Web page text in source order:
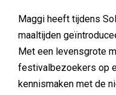
Maggi heeft tijdens
maaltijden
Met een levensgrote
festivalbezoekers op
kennismaken met de